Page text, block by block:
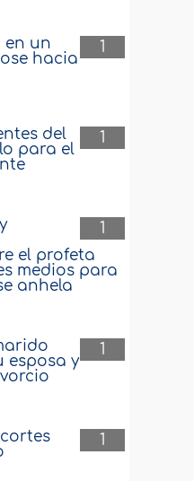
1
en un
hacia
1
del
para el
1
el profeta
medios para
anhela
1
esposa y
1